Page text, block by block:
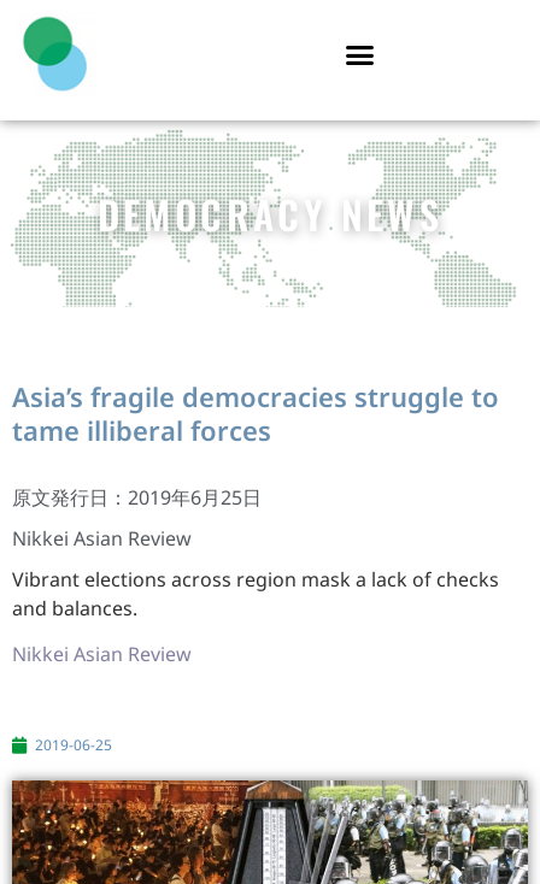
DEMOCRACY NEWS
Asia’s fragile democracies struggle to
tame illiberal forces
原文発行日：2019年6月25日
Nikkei Asian Review
Vibrant elections across region mask a lack of checks
and balances.
Nikkei Asian Review
2019-06-25